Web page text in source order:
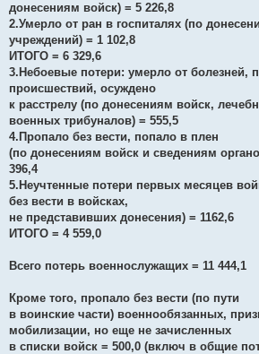
донесениям войск) = 5 226,8
2.Умерло от ран в госпиталях (по
учреждений) = 1 102,8
ИТОГО = 6 329,6
3.Небоевые потери: умерло от болезней,
происшествий, осуждено
к расстрелу (по донесениям войск,
военных трибуналов) = 555,5
4.Пропало без вести, попало в плен
(по донесениям войск и сведениям
396,4
5.Неучтенные потери первых месяцев
без вести в войсках,
не представивших донесения) = 1162,6
ИТОГО = 4 559,0
Всего потерь военнослужащих = 11 444,1
Кроме того, пропало без вести (по пути
в воинские части) военнообязанных,
мобилизации, но еще не зачисленных
в списки войск = 500,0 (включ в общие